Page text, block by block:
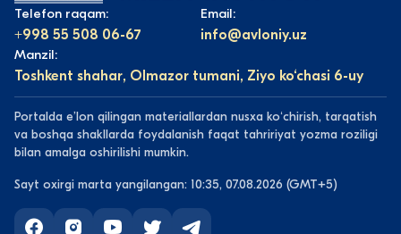
Telefon raqam:
+998 55 508 06-67
Email:
info@avloniy.uz
Manzil:
Toshkent shahar, Olmazor tumani, Ziyo ko‘chasi 6-uy
Portalda eʼlon qilingan materiallardan nusxa koʻchirish, tarqatish
va boshqa shakllarda foydalanish faqat tahririyat yozma roziligi
bilan amalga oshirilishi mumkin.
Sayt oxirgi marta yangilangan: 10:35, 07.08.2026 (GMT+5)